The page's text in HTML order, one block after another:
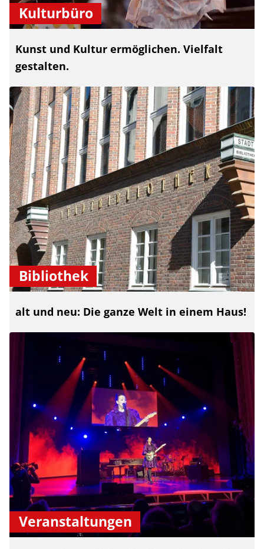
Kulturbüro
Kunst und Kultur ermöglichen. Vielfalt
gestalten.
Bibliothek
alt und neu: Die ganze Welt in einem Haus!
Veranstaltungen